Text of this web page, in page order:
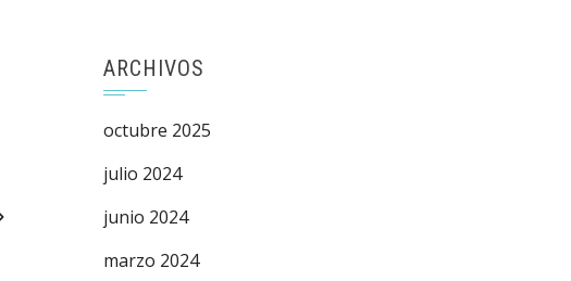
ARCHIVOS
octubre 2025
julio 2024
junio 2024
marzo 2024